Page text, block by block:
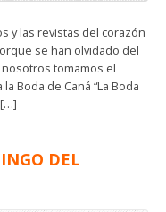
y las revistas del corazón
se han olvidado del
tomamos el
Boda de Caná “La Boda
[…]
DEL